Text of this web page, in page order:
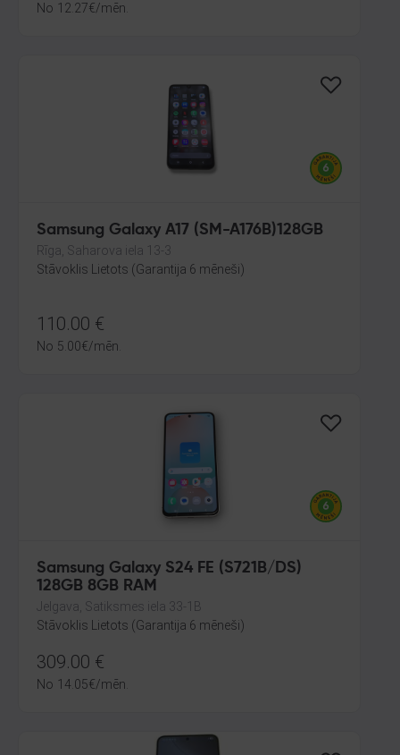
No 12.27€/mēn.
Samsung Galaxy A17 (SM-A176B)128GB
Rīga, Saharova iela 13-3
Stāvoklis Lietots (Garantija 6 mēneši)
110.00 €
No 5.00€/mēn.
Samsung Galaxy S24 FE (S721B/DS)
128GB 8GB RAM
Jelgava, Satiksmes iela 33-1B
Stāvoklis Lietots (Garantija 6 mēneši)
309.00 €
No 14.05€/mēn.